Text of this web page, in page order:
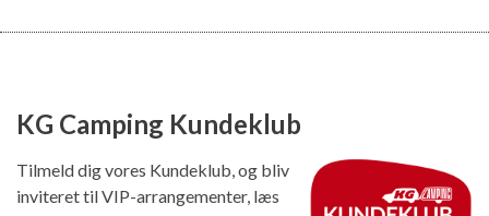
KG Camping Kundeklub
Tilmeld dig vores Kundeklub, og bliv
inviteret til VIP-arrangementer, læs